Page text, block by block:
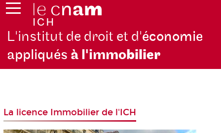
L'institut de droit et d'économie
appliqués à l'immobilier
La licence Immobilier de l'ICH